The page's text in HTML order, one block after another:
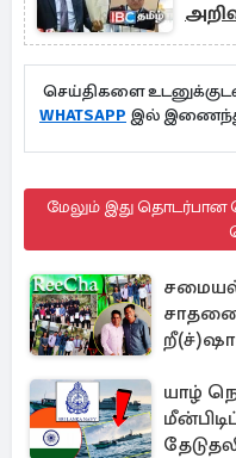
செய்திகளை
WHATSAPP இல்
மேலும் இது தொடர்பான
யாழ்